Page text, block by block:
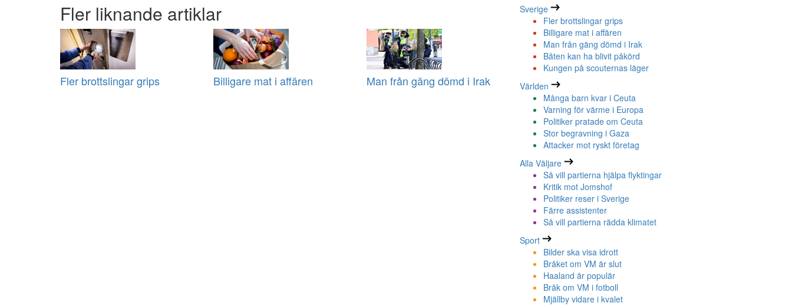
Fler liknande artiklar
Fler brottslingar grips Billigare mat i affären Man från gäng dömd i Irak
Sverige
Fler brottslingar grips
Billigare mat i affären
Man från gäng dömd i Irak
Båten kan ha blivit påkörd
Kungen på scouternas läger
Världen
Många barn kvar i Ceuta
Varning för värme i Europa
Politiker pratade om Ceuta
Stor begravning i Gaza
Attacker mot ryskt företag
Alla Väljare
Så vill partierna hjälpa flyktingar
Kritik mot Jomshof
Politiker reser i Sverige
Färre assistenter
Så vill partierna rädda klimatet
Sport
Bilder ska visa idrott
Bråket om VM är slut
Haaland är populär
Bråk om VM i fotboll
Mjällby vidare i kvalet